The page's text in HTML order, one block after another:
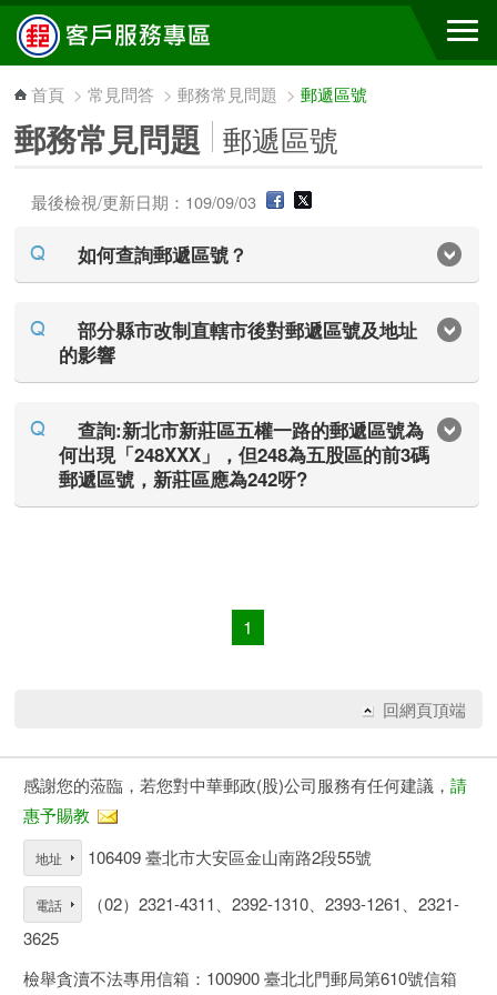
跳到主要內容區塊
首頁 >常見問答 >郵務常見問題 >郵遞區號
郵務常見問題 郵遞區號
最後檢視/更新日期：109/09/03
如何查詢郵遞區號？
部分縣市改制直轄市後對郵遞區號及地址
的影響
查詢:新北市新莊區五權一路的郵遞區號為
何出現「248XXX」，但248為五股區的前3碼
郵遞區號，新莊區應為242呀?
1
回網頁頂端
感謝您的蒞臨，若您對中華郵政(股)公司服務有任何建議， 請
惠予賜教
地址 106409 臺北市大安區金山南路2段55號
電話
（02）2321-4311、2392-1310、2393-1261、2321-
3625
檢舉貪瀆不法專用信箱：100900 臺北北門郵局第610號信箱